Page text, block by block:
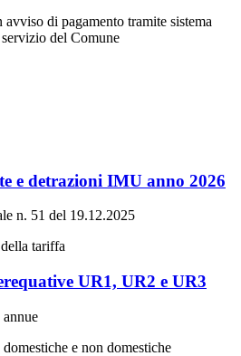
di pagamento tramite sistema
del Comune
e detrazioni IMU anno 2026
n. 51 del 19.12.2025
tariffa
UR1, UR2 e UR3
e non domestiche